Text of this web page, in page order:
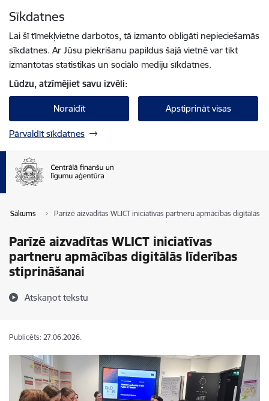
Sīkdatnes
Lai šī tīmekļvietne darbotos, tā izmanto obligāti nepieciešamās
sīkdatnes. Ar Jūsu piekrišanu papildus šajā vietnē var tikt
izmantotas statistikas un sociālo mediju sīkdatnes.
Lūdzu, atzīmējiet savu izvēli:
Noraidīt Apstiprināt visas
Pārvaldīt sīkdatnes
Sākums Parīzē aizvadītas WLICT iniciatīvas partneru apmācības digitālās
Parīzē aizvadītas WLICT iniciatīvas
partneru apmācības digitālās līderības
stiprināšanai
Atskaņot tekstu
Publicēts: 27.06.2026.